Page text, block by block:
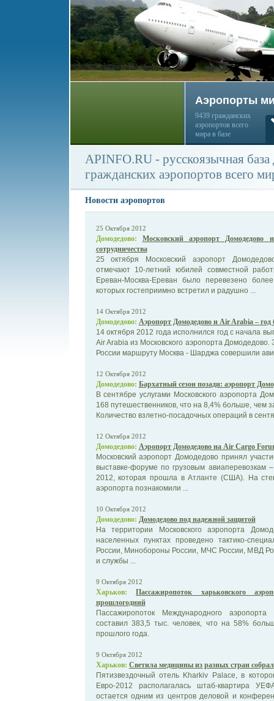
Аэропорты
9439 гражданских
аэропортов всего
мира в базе
APINFO.RU - русскоязычная
гражданских аэропортов всего
Новости аэропортов
25 Октября 2012
Домодедово:
Московский аэропорт
сотрудничества
25 октября Московский аэропорт
отмечают 10-летний юбилей совместной
Ереван-Москва-Ереван было перевезено
которых гостеприимно встретил и радушно ...
14 Октября 2012
Домодедово: Аэропорт Домодедово и Air Arabia – год
14 октября 2012 года исполнился год с начала
Air Arabia из Московского аэропорта
России маршруту Москва - Шарджа совершили
12 Октября 2012
Домодедово: Бархатный сезон позади: аэропорт
В сентябре услугами Московского аэропорта
168 путешественников, что на 8,4% больше, чем
Количество взлетно-посадочных операций в
12 Октября 2012
Домодедово: Аэропорт Домодедово на Air Cargo
Московский аэропорт Домодедово принял
выставке-форуме по грузовым авиаперевозкам
2012, которая прошла в Атланте (США). На
аэропорта познакомили ...
10 Октября 2012
Домодедово: Домодедово под надежной защитой
На территории Московского аэропорта
населенных пунктах проведено тактико-
России, Минобороны России, МЧС России, МВД
и службы ...
9 Октября 2012
Харьков:
Пассажиропоток харьковского
прошлогодний
Пассажиропоток Международного
составил 383,5 тыс. человек, что на 58%
прошлого года.
9 Октября 2012
Харьков: Светила медицины из разных стран
Пятизвездочный отель Kharkiv Palace, в
Евро-2012 располагалась штаб-квартира
остается одним из центров деловой и